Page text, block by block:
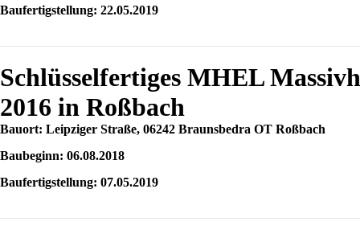
Baufertigstellung: 22.05.2019
Schlüsselfertiges MHEL
2016 in Roßbach
Bauort: Leipziger Straße, 06242 Braunsbedra OT Roßbach
Baubeginn: 06.08.2018
Baufertigstellung: 07.05.2019